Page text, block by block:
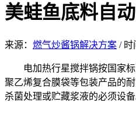
美蛙鱼底料自
来源： 燃气炒酱锅解决方案 / 时
电加热行星搅拌锅按国家标
聚乙烯复合膜袋等包装产品的
杀菌处理或贮藏浆液的必须设备